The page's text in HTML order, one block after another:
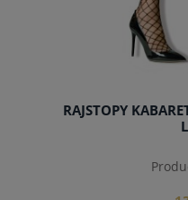
RAJSTOPY